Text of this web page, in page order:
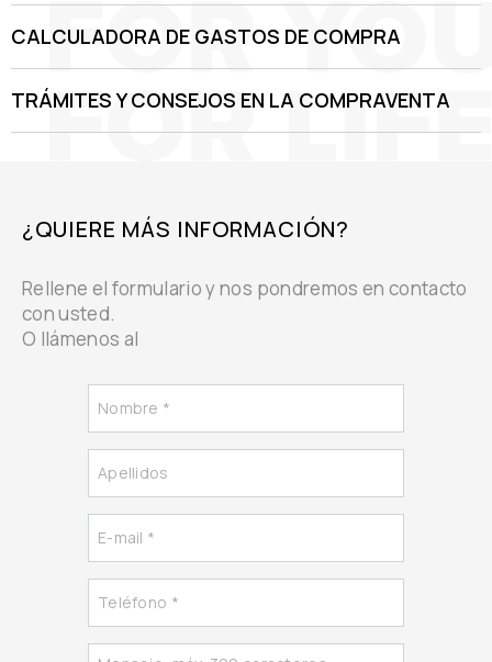
CALCULADORA DE GASTOS DE COMPRA
TRÁMITES Y CONSEJOS EN LA COMPRAVENTA
¿QUIERE MÁS INFORMACIÓN?
Rellene el formulario y nos pondremos en contacto
con usted.
O llámenos al